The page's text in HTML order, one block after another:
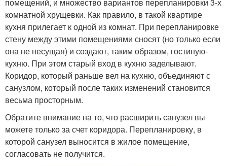
помещений, и множество вариантов перепланировки 3-х
комнатной хрущевки. Как правило, в такой квартире
кухня прилегает к одной из комнат. При перепланировке
стену между этими помещениями сносят (но только если
она не несущая) и создают, таким образом, гостиную-
кухню. При этом старый вход в кухню заделывают.
Коридор, который раньше вел на кухню, объединяют с
санузлом, который после таких изменений становится
весьма просторным.
Обратите внимание на то, что расширить санузел вы
можете только за счет коридора. Перепланировку, в
которой санузел выносится в жилое помещение,
согласовать не получится.